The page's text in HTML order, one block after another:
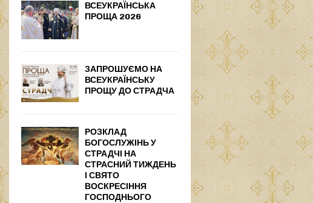
ВСЕУКРАЇНСЬКА
ПРОЩА 2026
ЗАПРОШУЄМО НА
ВСЕУКРАЇНСЬКУ
ПРОЩУ ДО СТРАДЧА
РОЗКЛАД
БОГОСЛУЖІНЬ У
СТРАДЧІ НА
СТРАСНИЙ ТИЖДЕНЬ
І СВЯТО
ВОСКРЕСІННЯ
ГОСПОДНЬОГО